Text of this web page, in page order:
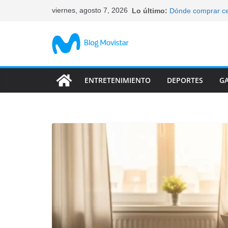
viernes, agosto 7, 2026 Lo último: Dónde comprar
Las
ENTRETENIMIENTO DEPORTES